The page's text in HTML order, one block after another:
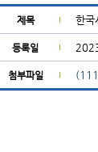
제목 한국
등록일
첨부파일